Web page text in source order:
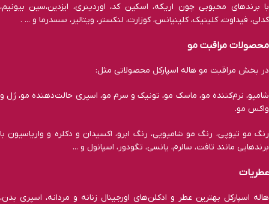
با برند‌های محبوبی چون اریکه، اسکین کد، اوردینری، ایزدین،سین بیونیم،
کدلی، فیداوت، کلینیک، کلینیانس، کوزارت، لنکستر، ویتالیر، سسدرما و ... .
محصولات مراقبت مو
در بخش مراقبت مو هاله اسپارکل محصولاتی مثل:
شامپو، نرم‌کننده مو، ماسک مو، تونیک و سرم مو، اسپری حالت‌دهنده مو، ژل و
واکس مو.
رنگ مو تیوپی، رنگ مو شامپویی، رنگ ابرو، اکسیدان و دکلره و واریاسیون با
برند‌هایی مانند تافت، سالرم، یانسی، تگودور، اسپانول و ...
عطریات
هاله اسپارکل بهترین عطر و ادکلن‌های اورجینال زنانه و مردانه، اسپری بدن،